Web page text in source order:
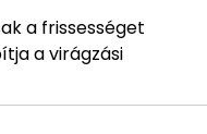
a frissességet
a virágzási